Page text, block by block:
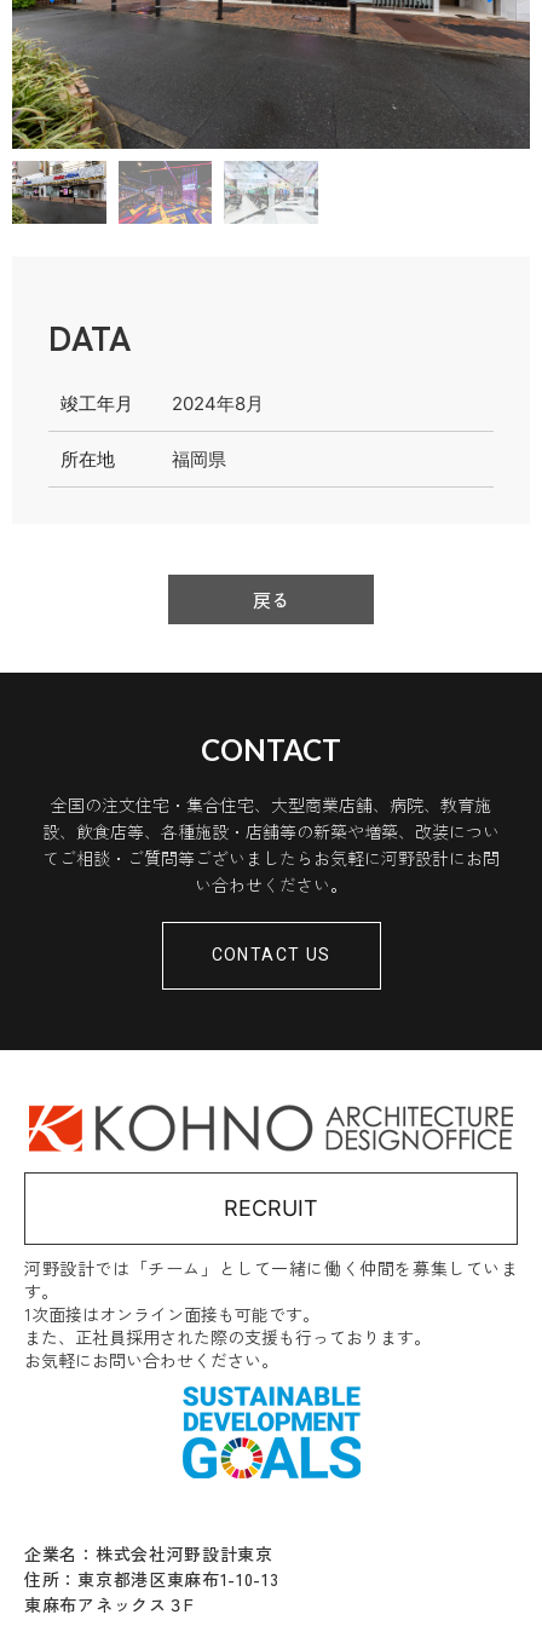
DATA
竣工年月 2024年8月
所在地 福岡県
戻る
CONTACT
全国の注文住宅・集合住宅、大型商業店舗、病院、教育施
設、飲食店等、各種施設・店舗等の新築や増築、改装につい
てご相談・ご質問等ございましたらお気軽に河野設計にお問
い合わせください。
CONTACT US
RECRUIT
河野設計では「チーム」として一緒に働く仲間を募集していま
す。
1次面接はオンライン面接も可能です。
また、正社員採用された際の支援も行っております。
お気軽にお問い合わせください。
企業名：株式会社河野設計東京
住所：東京都港区東麻布1-10-13
東麻布アネックス３F